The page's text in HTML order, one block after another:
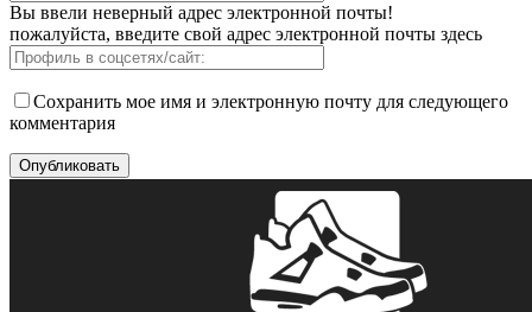
Вы ввели неверный адрес электронной почты!
пожалуйста, введите свой адрес электронной почты здесь
Сохранить мое имя и электронную почту для следующего
комментария